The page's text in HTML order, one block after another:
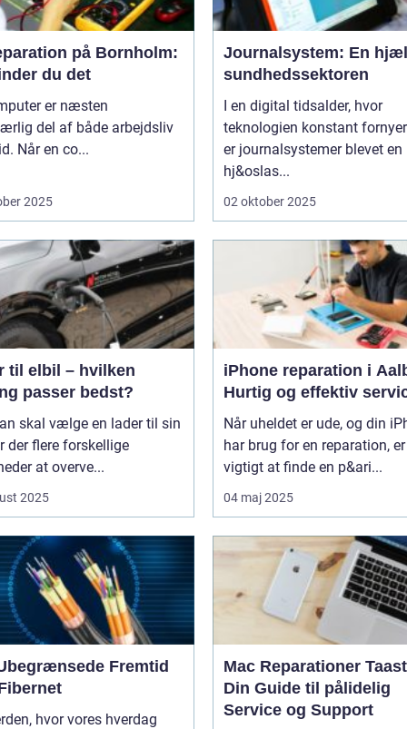
på Bornholm:
du det
er næsten
del af både arbejdsliv
Når en co...
2025
Journalsystem: En
sundhedssektoren
I en digital tidsalder, hvor
teknologien konstant
er journalsystemer blevet en
hj&oslas...
02 oktober 2025
til elbil – hvilken
passer bedst?
skal vælge en lader til sin
der flere forskellige
at overve...
2025
iPhone reparation i
Hurtig og effektiv
Når uheldet er ude, og din
har brug for en reparation,
vigtigt at finde en p&ari...
04 maj 2025
Fremtid
hvor vores hverdag
Mac Reparationer
Din Guide til pålidelig
Service og Support